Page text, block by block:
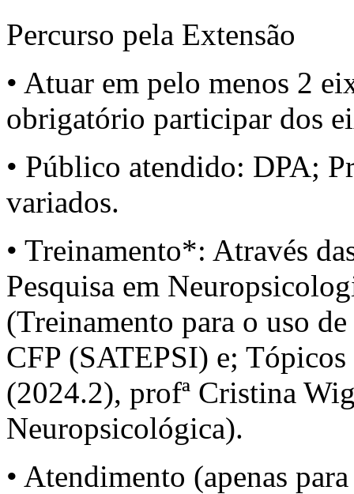
Percurso pela Extensão
• Atuar em pelo menos 2
obrigatório participar dos
• Público atendido: DPA;
variados.
• Treinamento*: Através
Pesquisa em
(Treinamento para o uso
CFP (SATEPSI) e; Tópicos
(2024.2), profª Cristina
Neuropsicológica).
• Atendimento (apenas